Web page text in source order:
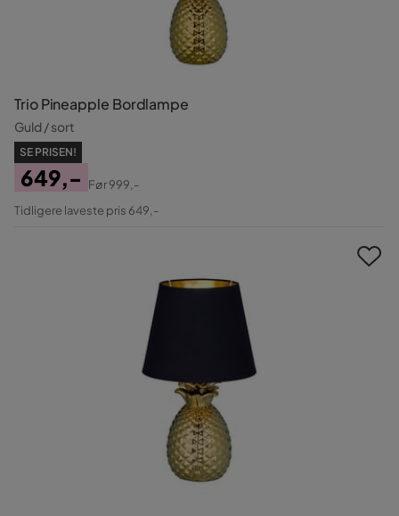
Trio Pineapple Bordlampe
Guld / sort
SE PRISEN!
Pris
649,-
Original
Før999,-
Tidligere laveste pris 649,-